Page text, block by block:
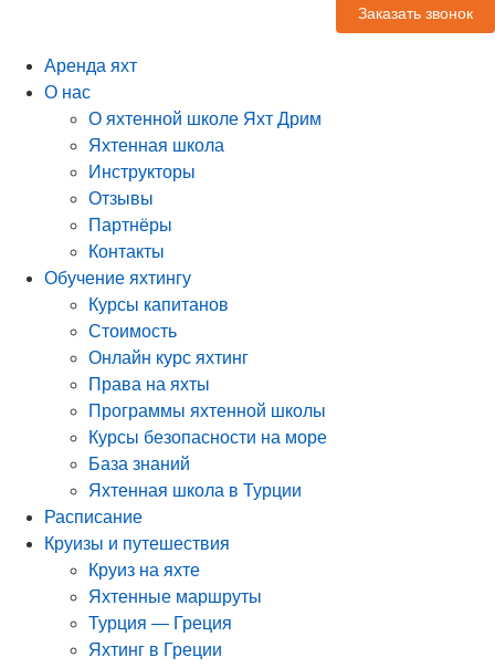
Заказать звонок
Аренда яхт
О нас
О яхтенной школе Яхт Дрим
Яхтенная школа
Инструкторы
Отзывы
Партнёры
Контакты
Обучение яхтингу
Курсы капитанов
Стоимость
Онлайн курс яхтинг
Права на яхты
Программы яхтенной школы
Курсы безопасности на море
База знаний
Яхтенная школа в Турции
Расписание
Круизы и путешествия
Круиз на яхте
Яхтенные маршруты
Турция — Греция
Яхтинг в Греции